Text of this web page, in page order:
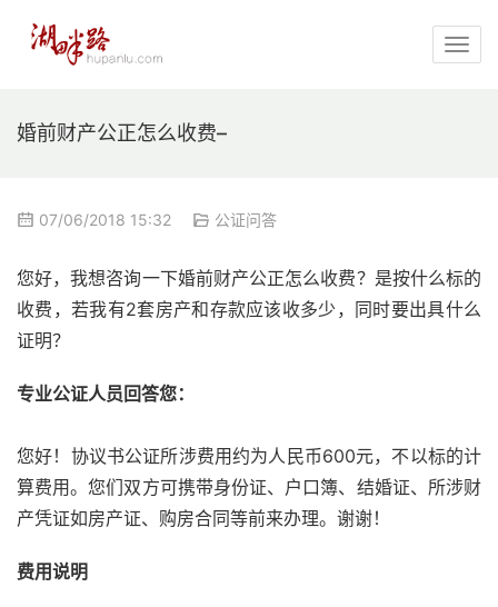
婚前财产公正怎么收费–
07/06/2018 15:32 公证问答
您好，我想咨询一下婚前财产公正怎么收费？是按什么标的
收费，若我有2套房产和存款应该收多少，同时要出具什么
证明？
专业公证人员回答您：
您好！协议书公证所涉费用约为人民币600元，不以标的计
算费用。您们双方可携带身份证、户口簿、结婚证、所涉财
产凭证如房产证、购房合同等前来办理。谢谢！
费用说明